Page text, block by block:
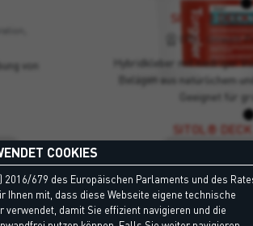
EC1, Umweltkriterien, EPD - Umwelt-Produktdeklaration, Leed
von
von
SITOL®
Hybridkleber mit niedriger
Belägen aus
SITOL® DECK
Hybridkleber mit niedriger
Belägen aus natürlichem
Geeignet für
COOKIES
2016/679 des Europäischen Parlaments und des
Ihnen mit, dass diese Webseite eigene technische
verwendet, damit Sie effizient navigieren und die